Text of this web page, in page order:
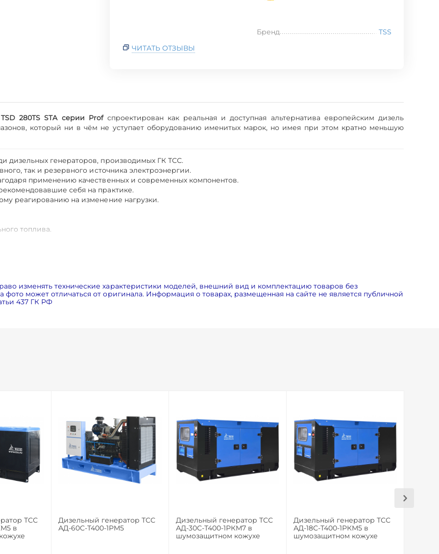
Бренд
TSS
ЧИТАТЬ ОТЗЫВЫ
280TS STA серии Profспроектирован как реальная и доступная альтернатива европейским дизель
который ни в чём не уступает оборудованию именитых марок, но имея при этом кратно меньшую
дизельных генераторов, производимых ГК ТСС.
так и резервного источника электроэнергии.
применению качественных и современных компонентов.
себя на практике.
реагированию на изменение нагрузки.
топлива.
под нагрузкой в течение минимум двух часов перед отправкой заказчику.
вредных веществ в отработанных газах.
изменять технические характеристики моделей, внешний вид и комплектацию товаров без
может отличаться от оригинала. Информация о товарах, размещенная на сайте не является публичной
437 ГК РФ
ТСС
в
Дизельный генератор ТСС
АД-60С-Т400-1РМ5
Дизельный генератор ТСС
АД-30С-Т400-1РКМ7 в
шумозащитном кожухе
Дизельный генератор ТСС
АД-18С-Т400-1РКМ5 в
шумозащитном кожухе